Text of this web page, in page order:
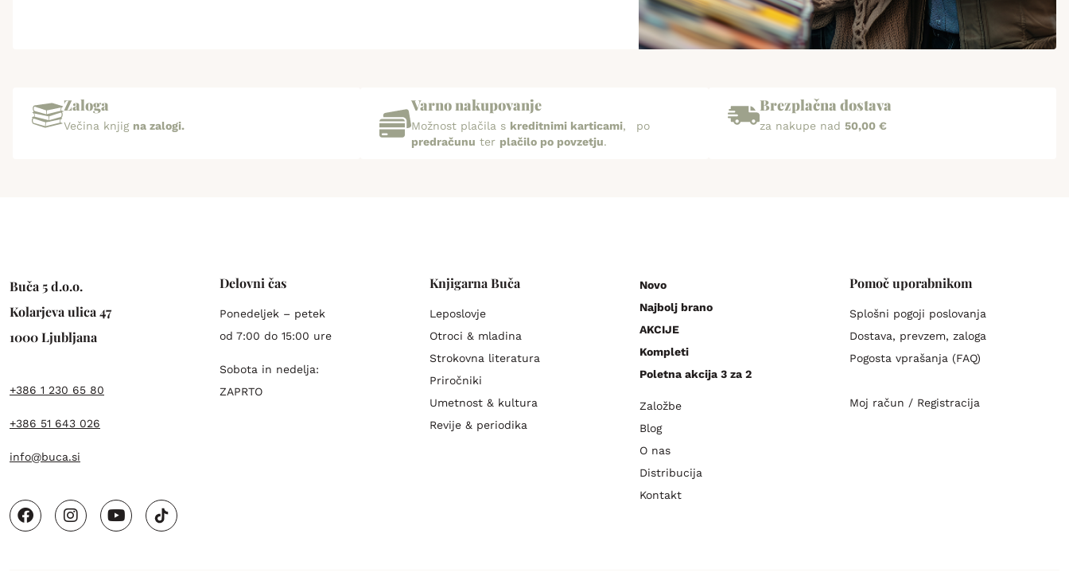
Zaloga
Večina knjig na zalogi.
Varno nakupovanje
Možnost plačila s kreditnimi karticami, po
predračunu ter plačilo po povzetju.
Brezplačna dostava
za nakupe nad 50,00 €
Buča 5 d.o.o.
Kolarjeva ulica 47
1000 Ljubljana
+386 1 230 65 80
+386 51 643 026
info@buca.si
Delovni čas
Ponedeljek – petek
od 7:00 do 15:00 ure
Sobota in nedelja:
ZAPRTO
Knjigarna Buča
Leposlovje
Otroci & mladina
Strokovna literatura
Priročniki
Umetnost & kultura
Revije & periodika
Novo
Najbolj brano
AKCIJE
Kompleti
Poletna akcija 3 za 2
Založbe
Blog
O nas
Distribucija
Kontakt
Pomoč uporabnikom
Splošni pogoji poslovanja
Dostava, prevzem, zaloga
Pogosta vprašanja (FAQ)
Moj račun / Registracija